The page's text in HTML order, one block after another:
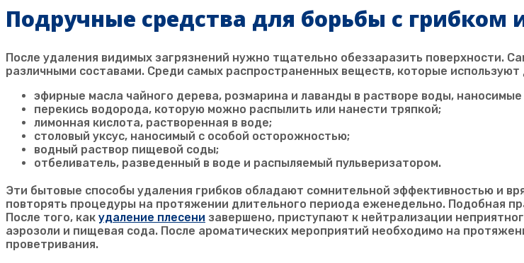
Подручные средства для борьбы с грибком
После удаления видимых загрязнений нужно тщательно обеззаразить поверхности.
различными составами. Среди самых распространенных веществ, которые используют
эфирные масла чайного дерева, розмарина и лаванды в растворе воды,
перекись водорода, которую можно распылить или нанести тряпкой;
лимонная кислота, растворенная в воде;
столовый уксус, наносимый с особой осторожностью;
водный раствор пищевой соды;
отбеливатель, разведенный в воде и распыляемый пульверизатором.
Эти бытовые способы удаления грибков обладают сомнительной эффективностью и
повторять процедуры на протяжении длительного периода еженедельно. Подобная
После того, как удаление плесени завершено, приступают к нейтрализации
аэрозоли и пищевая сода. После ароматических мероприятий необходимо на
проветривания.